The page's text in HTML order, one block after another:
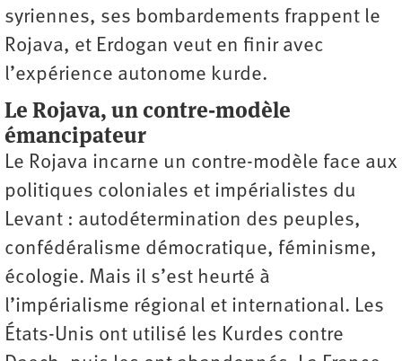
syriennes, ses bombardements frappent le
Rojava, et Erdogan veut en finir avec
l’expérience autonome kurde.
Le Rojava, un contre-modèle
émancipateur
Le Rojava incarne un contre-modèle face aux
politiques coloniales et impérialistes du
Levant : autodétermination des peuples,
confédéralisme démocratique, féminisme,
écologie. Mais il s’est heurté à
l’impérialisme régional et international. Les
États-Unis ont utilisé les Kurdes contre